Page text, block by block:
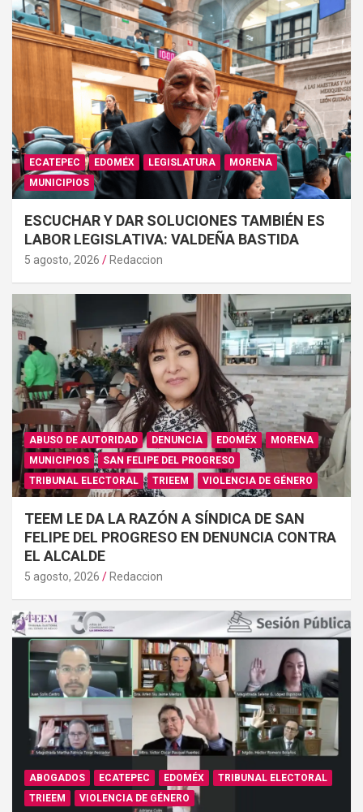
ECATEPEC EDOMÉX LEGISLATURA
MORENA
MUNICIPIOS
ESCUCHAR Y DAR SOLUCIONES TAMBIÉN ES
LABOR LEGISLATIVA: VALDEÑA BASTIDA
5 agosto, 2026 Redaccion
ABUSO DE AUTORIDAD DENUNCIA EDOMÉX
MORENA
MUNICIPIOS
SAN FELIPE DEL PROGRESO
TRIBUNAL ELECTORAL
TRIEEM VIOLENCIA DE GÉNERO
TEEM LE DA LA RAZÓN A SÍNDICA DE SAN
FELIPE DEL PROGRESO EN DENUNCIA CONTRA
EL ALCALDE
5 agosto, 2026 Redaccion
ABOGADOS ECATEPEC EDOMÉX
TRIBUNAL ELECTORAL
TRIEEM
VIOLENCIA DE GÉNERO